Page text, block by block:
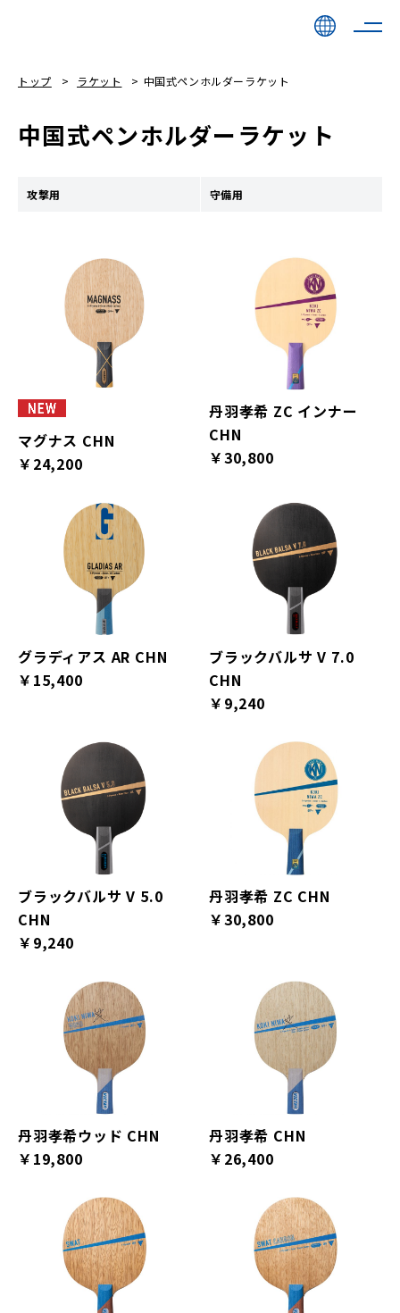
トップ ラケット 中国式ペンホルダーラケット
中国式ペンホルダーラケット
攻撃用 守備用
マグナス CHN
￥24,200
丹羽孝希 ZC インナー
CHN
￥30,800
グラディアス AR CHN
￥15,400
ブラックバルサ V 7.0
CHN
￥9,240
ブラックバルサ V 5.0
CHN
￥9,240
丹羽孝希 ZC CHN
￥30,800
丹羽孝希ウッド CHN
￥19,800
丹羽孝希 CHN
￥26,400